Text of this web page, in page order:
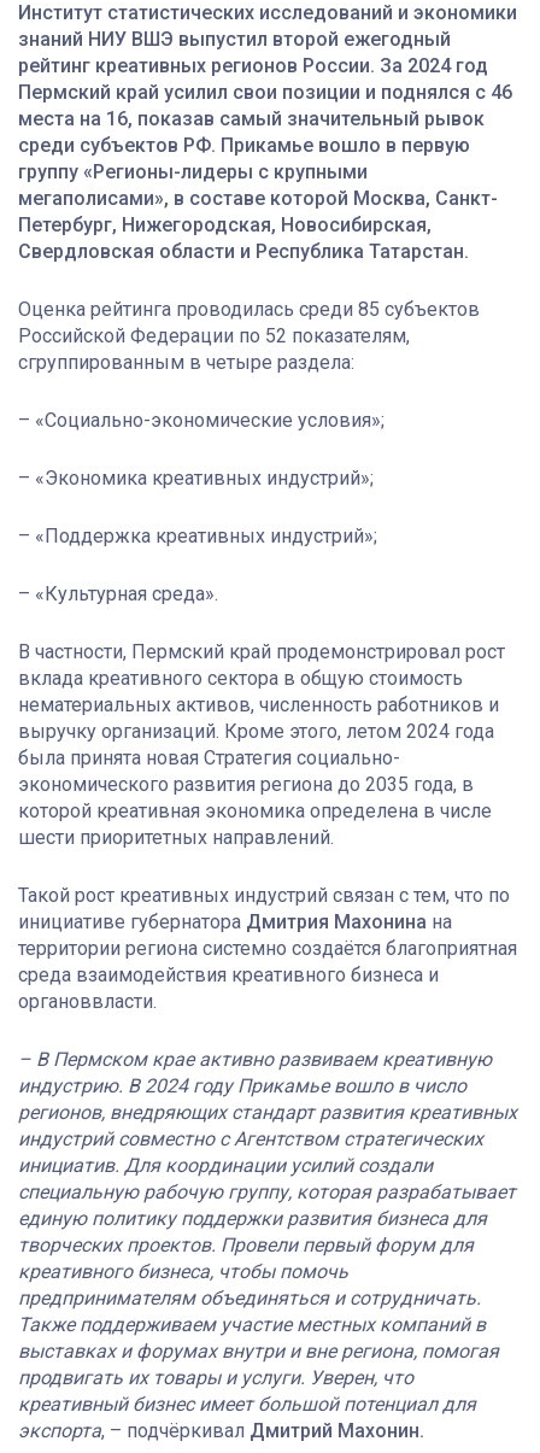
Институт статистических исследований и экономики
знаний НИУ ВШЭ выпустил второй ежегодный
рейтинг креативных регионов России. За 2024 год
Пермский край усилил свои позиции и поднялся с 46
места на 16, показав самый значительный рывок
среди субъектов РФ. Прикамье вошло в первую
группу «Регионы-лидеры с крупными
мегаполисами», в составе которой Москва, Санкт-
Петербург, Нижегородская, Новосибирская,
Свердловская области и Республика Татарстан.
Оценка рейтинга проводилась среди 85 субъектов
Российской Федерации по 52 показателям,
сгруппированным в четыре раздела:
– «Социально-экономические условия»;
– «Экономика креативных индустрий»;
– «Поддержка креативных индустрий»;
– «Культурная среда».
В частности, Пермский край продемонстрировал рост
вклада креативного сектора в общую стоимость
нематериальных активов, численность работников и
выручку организаций. Кроме этого, летом 2024 года
была принята новая Стратегия социально-
экономического развития региона до 2035 года, в
которой креативная экономика определена в числе
шести приоритетных направлений.
Такой рост креативных индустрий связан с тем, что по
инициативе губернатора Дмитрия Махонина на
территории региона системно создаётся благоприятная
среда взаимодействия креативного бизнеса и
органоввласти.
– В Пермском крае активно развиваем креативную
индустрию. В 2024 году Прикамье вошло в число
регионов, внедряющих стандарт развития креативных
индустрий совместно с Агентством стратегических
инициатив. Для координации усилий создали
специальную рабочую группу, которая разрабатывает
единую политику поддержки развития бизнеса для
творческих проектов. Провели первый форум для
креативного бизнеса, чтобы помочь
предпринимателям объединяться и сотрудничать.
Также поддерживаем участие местных компаний в
выставках и форумах внутри и вне региона, помогая
продвигать их товары и услуги. Уверен, что
креативный бизнес имеет большой потенциал для
экспорта, – подчёркивал Дмитрий Махонин.